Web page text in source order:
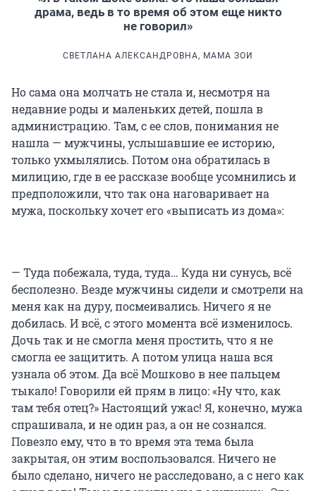
драма, ведь в то время об этом еще никто
не говорил»
СВЕТЛАНА АЛЕКСАНДРОВНА, МАМА ЗОИ
Но сама она молчать не стала и, несмотря на
недавние роды и маленьких детей, пошла в
администрацию. Там, с ее слов, понимания не
нашла — мужчины, услышавшие ее историю,
только ухмылялись. Потом она обратилась в
милицию, где в ее рассказе вообще усомнились и
предположили, что так она наговаривает на
мужа, поскольку хочет его «выписать из дома»:
— Туда побежала, туда, туда… Куда ни сунусь, всё
бесполезно. Везде мужчины сидели и смотрели на
меня как на дуру, посмеивались. Ничего я не
добилась. И всё, с этого момента всё изменилось.
Дочь так и не смогла меня простить, что я не
смогла ее защитить. А потом улица наша вся
узнала об этом. Да всё Мошково в нее пальцем
тыкало! Говорили ей прям в лицо: «Ну что, как
там тебя отец?» Настоящий ужас! Я, конечно, мужа
спрашивала, и не один раз, а он не сознался.
Повезло ему, что в то время эта тема была
закрытая, он этим воспользовался. Ничего не
было сделано, ничего не расследовано, а с него как